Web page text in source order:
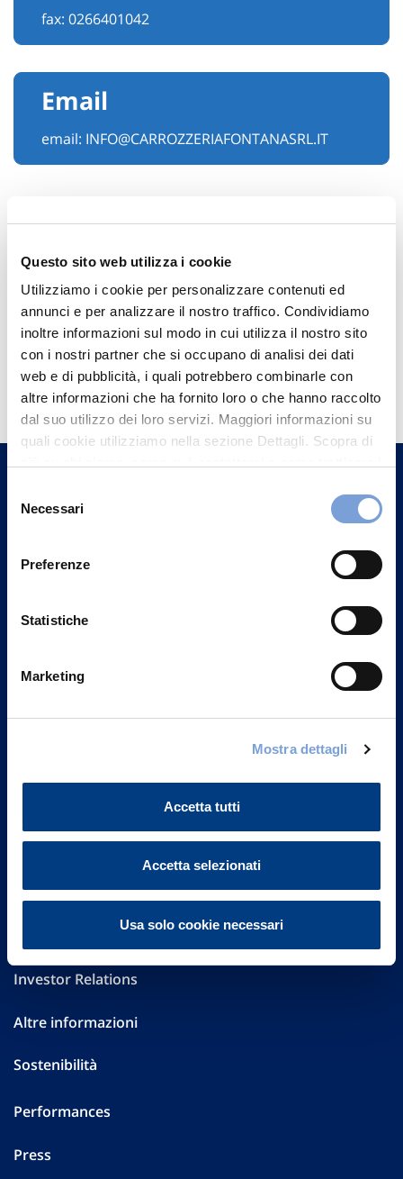
Questo sito web utilizza i cookie
Utilizziamo i cookie per personalizzare contenuti ed
annunci e per analizzare il nostro traffico. Condividiamo
inoltre informazioni sul modo in cui utilizza il nostro sito
con i nostri partner che si occupano di analisi dei dati
web e di pubblicità, i quali potrebbero combinarle con
altre informazioni che ha fornito loro o che hanno raccolto
dal suo utilizzo dei loro servizi. Maggiori informazioni su
quali cookie utilizziamo nella sezione Dettagli. Scopra di
può trovare nel footer del sito nella sezione "Informativa
delNecessari
Preferenze
Statistiche
Marketing
Mostra dettagli
Accetta tutti
Accetta selezionati
Usa solo cookie necessari
fax: 0266401042
Email
email: INFO@CARROZZERIAFONTANASRL.IT
Hai bisogno di
informazioni?
Trova l'Agenzia più vicina a te e parla con
Contattaci
Vittoria Assicurazioni S.p.A.
20149 Milano
FAQ
Investor Relations
Altre informazioni
Sostenibilità
Performances
Press